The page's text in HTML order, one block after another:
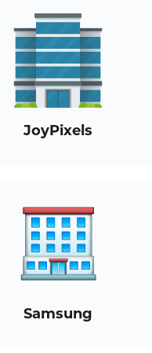
JoyPixels
Samsung